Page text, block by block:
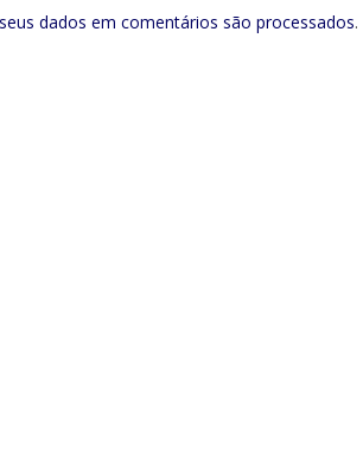
dados em comentários são processados.